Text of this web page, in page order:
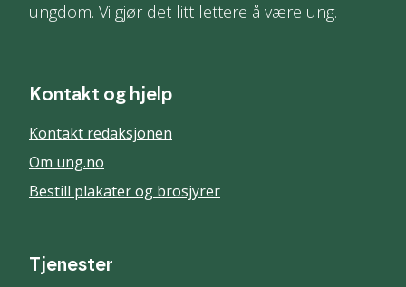
ungdom. Vi gjør det litt lettere å være ung.
Kontakt og hjelp
Kontakt redaksjonen
Om ung.no
Bestill plakater og brosjyrer
Tjenester